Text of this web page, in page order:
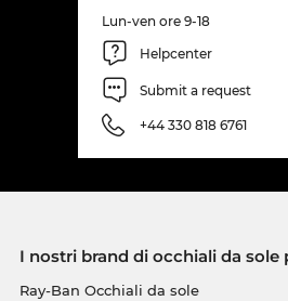
Lun-ven ore 9-18
Helpcenter
Submit a request
+44 330 818 6761
I nostri brand di occhiali da sole
Ray-Ban Occhiali da sole